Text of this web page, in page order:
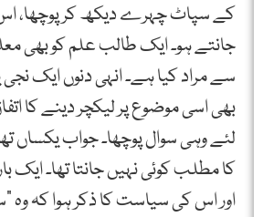
کے سپاٹ چہرے دیکھ کر پوچھا،
جانتے ہو۔ ایک طالب علم کو بھی
سے مراد کیا ہے۔ انہی دنوں ایک نجی
بھی اسی موضوع پر لیکچر دینے کا
لئے وہی سوال پوچھا۔ جواب یکساں
کا مطلب کوئی نہیں جانتا تھا۔ ایک
اور اس کی سیاست کا ذکر ہوا کہ وہ